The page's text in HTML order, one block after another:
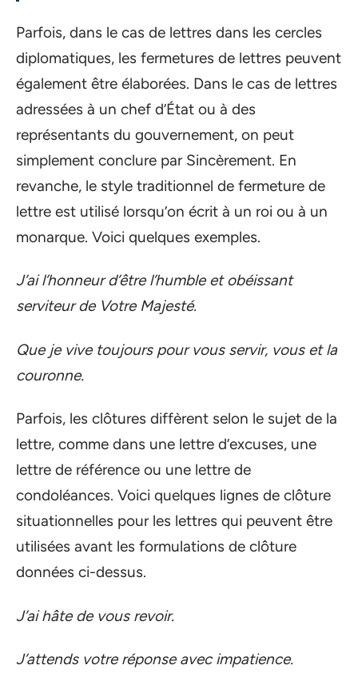
Parfois, dans le cas de lettres dans les cercles
diplomatiques, les fermetures de lettres peuvent
également être élaborées. Dans le cas de lettres
adressées à un chef d’État ou à des
représentants du gouvernement, on peut
simplement conclure par Sincèrement. En
revanche, le style traditionnel de fermeture de
lettre est utilisé lorsqu’on écrit à un roi ou à un
monarque. Voici quelques exemples.
J’ai l’honneur d’être l’humble et obéissant
serviteur de Votre Majesté.
Que je vive toujours pour vous servir, vous et la
couronne.
Parfois, les clôtures diffèrent selon le sujet de la
lettre, comme dans une lettre d’excuses, une
lettre de référence ou une lettre de
condoléances. Voici quelques lignes de clôture
situationnelles pour les lettres qui peuvent être
utilisées avant les formulations de clôture
données ci-dessus.
J’ai hâte de vous revoir.
J’attends votre réponse avec impatience.